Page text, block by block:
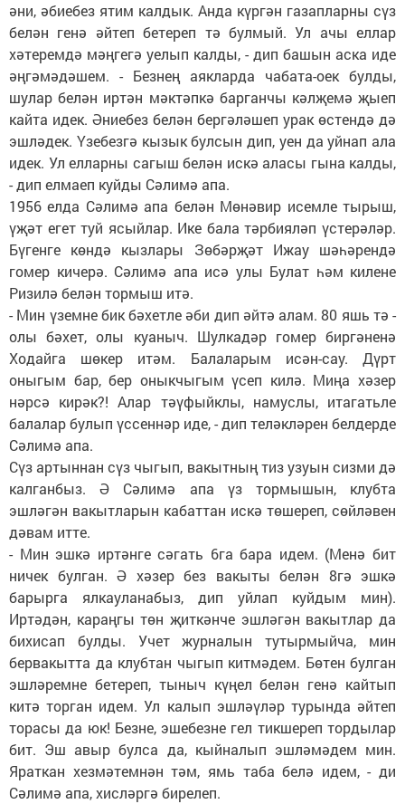
әни, әбиебез ятим калдык. Анда күргән газапларны сүз
белән генә әйтеп бетереп тә булмый. Ул ачы еллар
хәтеремдә мәңгегә уелып калды, - дип башын аска иде
әңгәмәдәшем. - Безнең аякларда чабата-оек булды,
шулар белән иртән мәктәпкә барганчы кәлҗемә җыеп
кайта идек. Әниебез белән бергәләшеп урак өстендә дә
эшләдек. Үзебезгә кызык булсын дип, уен да уйнап ала
идек. Ул елларны сагыш белән искә аласы гына калды,
- дип елмаеп куйды Сәлимә апа.
1956 елда Сәлимә апа белән Мөнәвир исемле тырыш,
үҗәт егет туй ясыйлар. Ике бала тәрбияләп үстерәләр.
Бүгенге көндә кызлары Зөбәрҗәт Ижау шәһәрендә
гомер кичерә. Сәлимә апа исә улы Булат һәм килене
Ризилә белән тормыш итә.
- Мин үземне бик бәхетле әби дип әйтә алам. 80 яшь тә -
олы бәхет, олы куаныч. Шулкадәр гомер биргәненә
Ходайга шөкер итәм. Балаларым исән-сау. Дүрт
оныгым бар, бер оныкчыгым үсеп килә. Миңа хәзер
нәрсә кирәк?! Алар тәүфыйклы, намуслы, итагатьле
балалар булып үссеннәр иде, - дип теләкләрен белдерде
Сәлимә апа.
Сүз артыннан сүз чыгып, вакытның тиз узуын сизми дә
калганбыз. Ә Сәлимә апа үз тормышын, клубта
эшләгән вакытларын кабаттан искә төшереп, сөйләвен
дәвам итте.
- Мин эшкә иртәнге сәгать 6га бара идем. (Менә бит
ничек булган. Ә хәзер без вакыты белән 8гә эшкә
барырга ялкауланабыз, дип уйлап куйдым мин).
Иртәдән, караңгы төн җиткәнче эшләгән вакытлар да
бихисап булды. Учет журналын тутырмыйча, мин
бервакытта да клубтан чыгып китмәдем. Бөтен булган
эшләремне бетереп, тыныч күңел белән генә кайтып
китә торган идем. Ул калып эшләүләр турында әйтеп
торасы да юк! Безне, эшебезне гел тикшереп тордылар
бит. Эш авыр булса да, кыйналып эшләмәдем мин.
Яраткан хезмәтемнән тәм, ямь таба белә идем, - ди
Сәлимә апа, хисләргә бирелеп.